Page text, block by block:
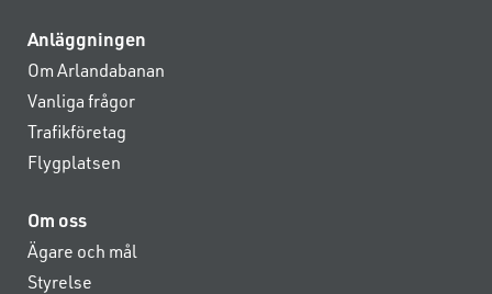
Anläggningen
Om Arlandabanan
Vanliga frågor
Trafikföretag
Flygplatsen
Om oss
Ägare och mål
Styrelse